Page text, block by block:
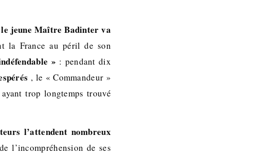
le jeune Maître Badinter va
la France au péril de son
» : pendant dix
, le « Commandeur »
trop longtemps trouvé
l’attendent nombreux
l’incompréhension de ses